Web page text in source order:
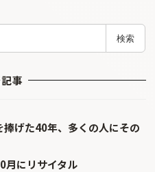
検索
事
捧げた40年、多くの人にその
月にリサイタル